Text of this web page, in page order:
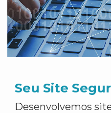
Seu Site
Desenvolvemos